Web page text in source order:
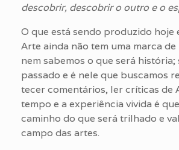
descobrir, descobrir o outro e o
O que está sendo produzido hoje
Arte ainda não tem uma marca
nem sabemos o que será história;
passado e é nele que buscamos
tecer comentários, ler críticas de
tempo e a experiência vivida é
caminho do que será trilhado e
campo das artes.